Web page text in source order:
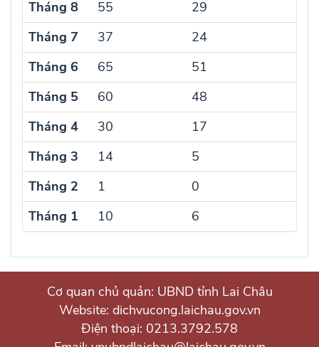
Tháng 8
55 29
Tháng 7
37 24
Tháng 6
65 51
Tháng 5
60 48
Tháng 4
30 17
Tháng 3
14 5
Tháng 2
1 0
Tháng 1
10 6
Cơ quan chủ quản: UBND tỉnh Lai Châu
Website: dichvucong.laichau.gov.vn
Điện thoại: 0213.3792.578